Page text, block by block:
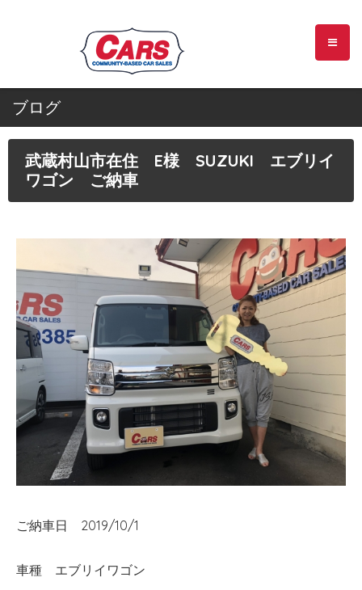
ブログ
武蔵村山市在住 E様 SUZUKI エブリイ
ワゴン ご納車
ご納車日 2019/10/1
車種 エブリイワゴン